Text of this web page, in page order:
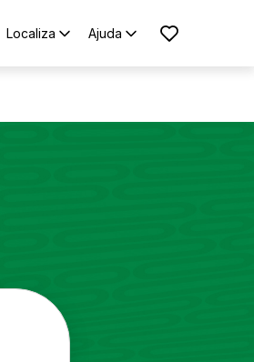
Localiza Ajuda